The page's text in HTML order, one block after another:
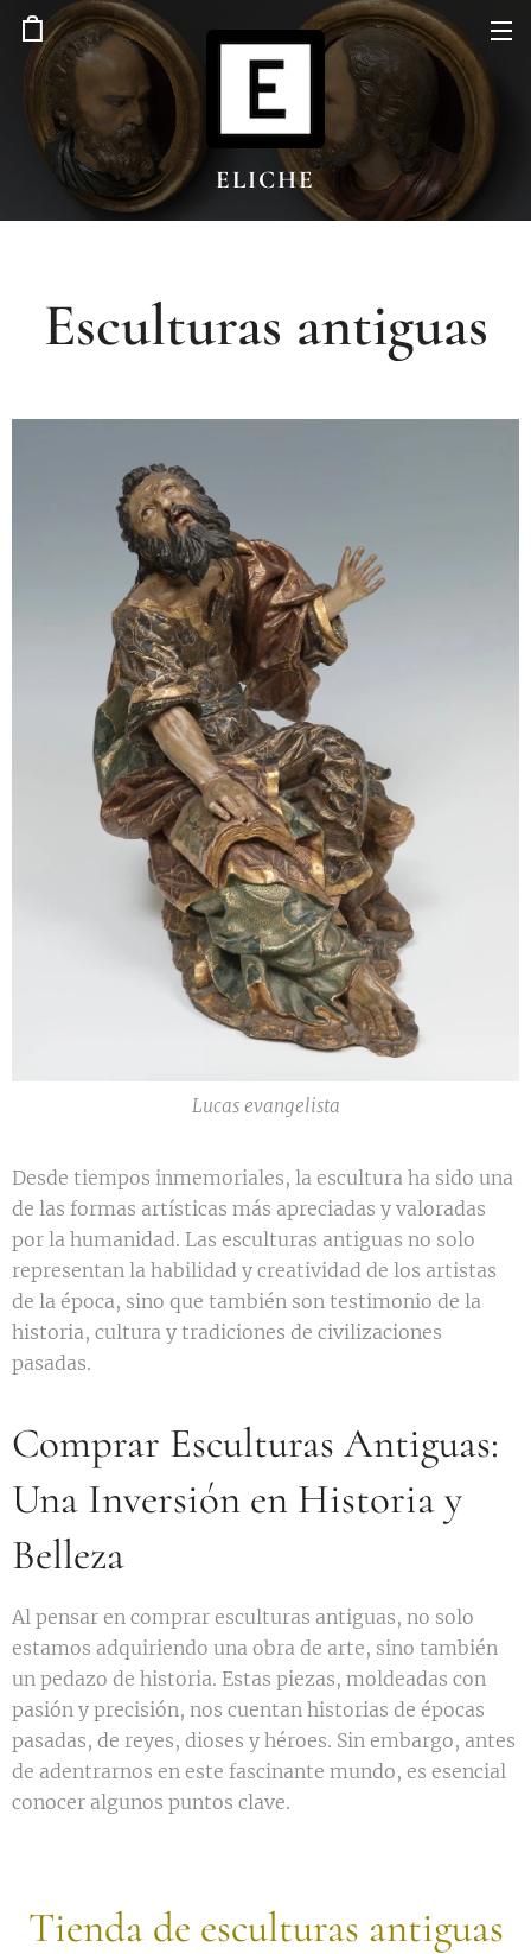
ELICHE
Esculturas antiguas
Lucas evangelista
Desde tiempos inmemoriales, la escultura ha sido una
de las formas artísticas más apreciadas y valoradas
por la humanidad. Las esculturas antiguas no solo
representan la habilidad y creatividad de los artistas
de la época, sino que también son testimonio de la
historia, cultura y tradiciones de civilizaciones
pasadas.
Comprar Esculturas Antiguas:
Una Inversión en Historia y
Belleza
Al pensar en comprar esculturas antiguas, no solo
estamos adquiriendo una obra de arte, sino también
un pedazo de historia. Estas piezas, moldeadas con
pasión y precisión, nos cuentan historias de épocas
pasadas, de reyes, dioses y héroes. Sin embargo, antes
de adentrarnos en este fascinante mundo, es esencial
conocer algunos puntos clave.
Tienda de esculturas antiguas